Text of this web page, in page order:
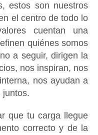
estos son nuestros
el centro de todo lo
cuentan una
quiénes somos
a seguir, dirigen la
nos inspiran, nos
nos ayudan a
juntos.
que tu carga llegue
correcto y de la